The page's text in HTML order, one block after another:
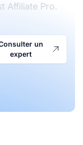
Affiliate Pro.
un
expert